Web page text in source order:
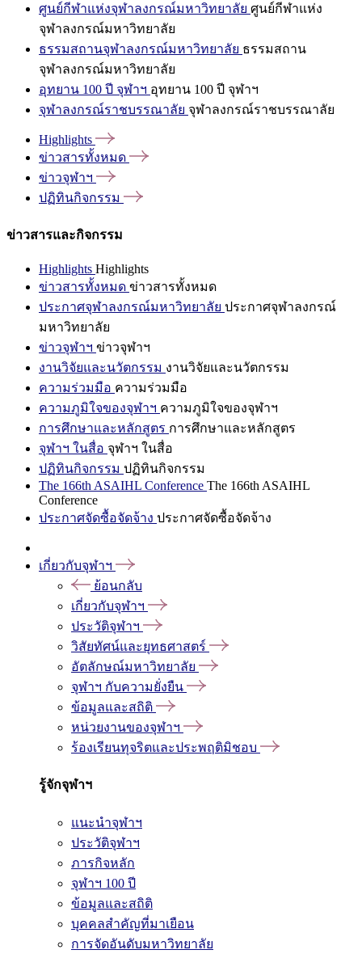
ศูนย์กีฬาแห่งจุฬาลงกรณ์มหาวิทยาลัย ศูนย์กีฬาแห่ง
จุฬาลงกรณ์มหาวิทยาลัย
ธรรมสถานจุฬาลงกรณ์มหาวิทยาลัย ธรรมสถาน
จุฬาลงกรณ์มหาวิทยาลัย
อุทยาน 100 ปี จุฬาฯ อุทยาน 100 ปี จุฬาฯ
จุฬาลงกรณ์ราชบรรณาลัย จุฬาลงกรณ์ราชบรรณาลัย
Highlights
ข่าวสารทั้งหมด
ข่าวจุฬาฯ
ปฏิทินกิจกรรม
ข่าวสารและกิจกรรม
Highlights Highlights
ข่าวสารทั้งหมด ข่าวสารทั้งหมด
ประกาศจุฬาลงกรณ์มหาวิทยาลัย ประกาศจุฬาลงกรณ์
มหาวิทยาลัย
ข่าวจุฬาฯ ข่าวจุฬาฯ
งานวิจัยและนวัตกรรม งานวิจัยและนวัตกรรม
ความร่วมมือ ความร่วมมือ
ความภูมิใจของจุฬาฯ ความภูมิใจของจุฬาฯ
การศึกษาและหลักสูตร การศึกษาและหลักสูตร
จุฬาฯ ในสื่อ จุฬาฯ ในสื่อ
ปฏิทินกิจกรรม ปฏิทินกิจกรรม
The 166th ASAIHL Conference The 166th ASAIHL
Conference
ประกาศจัดซื้อจัดจ้าง ประกาศจัดซื้อจัดจ้าง
เกี่ยวกับจุฬาฯ
ย้อนกลับ
เกี่ยวกับจุฬาฯ
ประวัติจุฬาฯ
วิสัยทัศน์และยุทธศาสตร์
อัตลักษณ์มหาวิทยาลัย
จุฬาฯ กับความยั่งยืน
ข้อมูลและสถิติ
หน่วยงานของจุฬาฯ
ร้องเรียนทุจริตและประพฤติมิชอบ
รู้จักจุฬาฯ
แนะนำจุฬาฯ
ประวัติจุฬาฯ
ภารกิจหลัก
จุฬาฯ 100 ปี
ข้อมูลและสถิติ
บุคคลสำคัญที่มาเยือน
การจัดอันดับมหาวิทยาลัย